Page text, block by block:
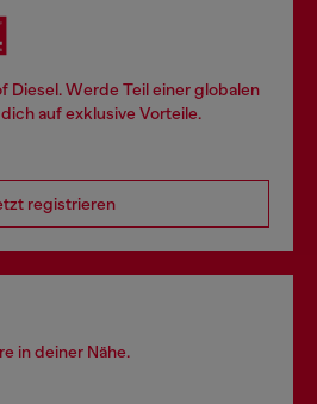
Diesel. Werde Teil einer globalen
auf exklusive Vorteile.
registrieren
in deiner Nähe.